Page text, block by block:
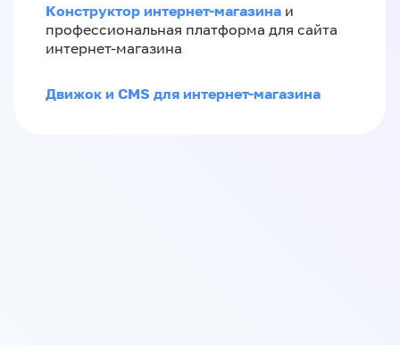
Конструктор интернет-магазина и
профессиональная платформа для сайта
интернет-магазина
Движок и CMS для интернет-магазина